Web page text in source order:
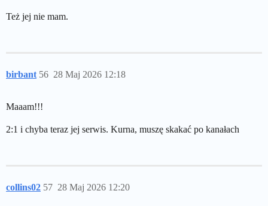
Też jej nie mam.
birbant 28 Maj 2026 12:18
56
Maaam!!!
2:1 i chyba teraz jej serwis. Kurna, muszę skakać po kanałach
collins02 28 Maj 2026 12:20
57